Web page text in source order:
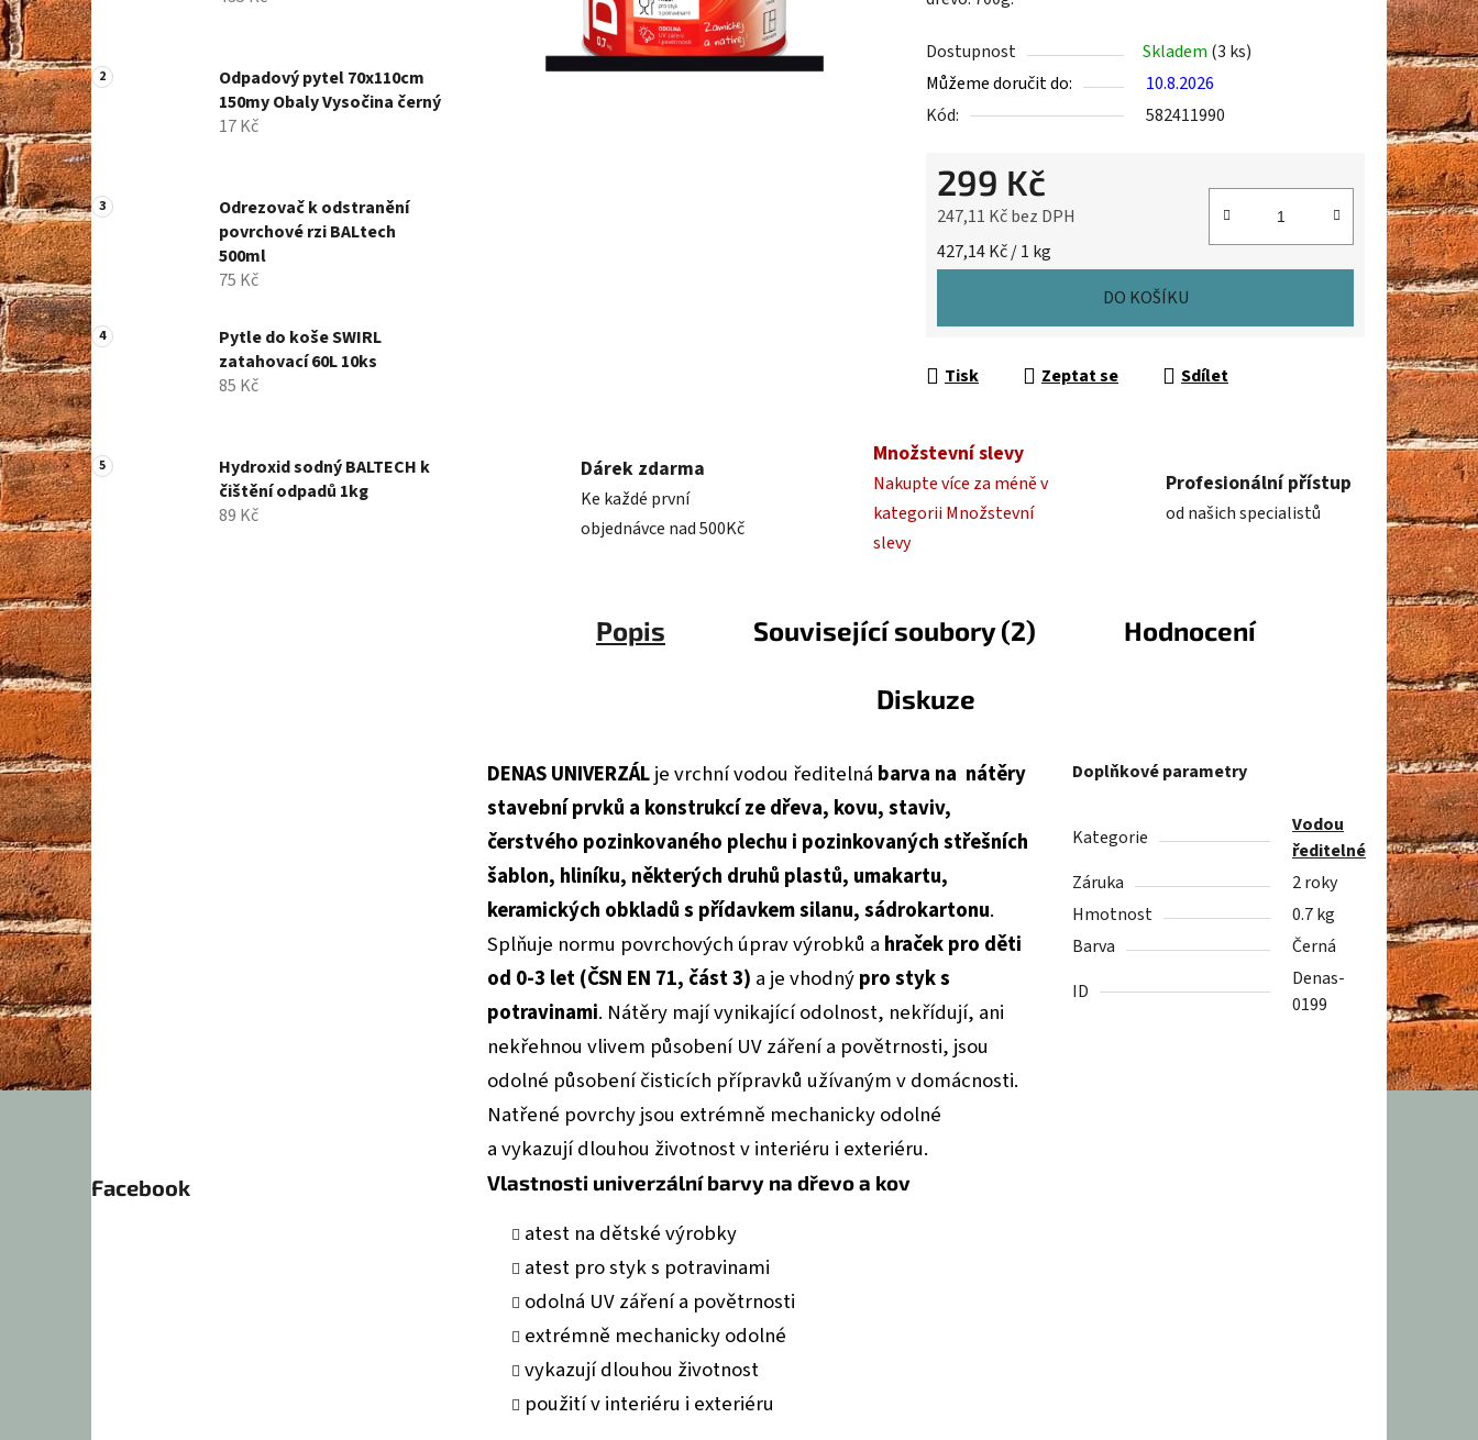
p
a
n
e
l
Odpadový pytel 70x110cm
150my Obaly Vysočina černý
17 Kč
Odrezovač k odstranění
povrchové rzi BALtech
500ml
75 Kč
Pytle do koše SWIRL
zatahovací 60L 10ks
85 Kč
Hydroxid sodný BALTECH k
čištění odpadů 1kg
89 Kč
Facebook
5
hvězdiček.
Dostupnost Skladem (3 ks)
Můžeme doručit do:
10.8.2026
Kód:
582411990
299 Kč
247,11 Kč bez DPH
Měrná cena:
427,14 Kč / 1 kg
DO KOŠÍKU
Tisk Zeptat se Sdílet
Dárek zdarma
Ke každé první
objednávce nad 500Kč
Množstevní slevy
Nakupte více za méně v
kategorii Množstevní
slevy
Profesionální přístup
od našich specialistů
Popis Související soubory (2) Hodnocení
Diskuze
DENAS UNIVERZÁLje vrchní vodou ředitelná barva na nátěry
stavební prvků a konstrukcí ze dřeva, kovu, staviv,
čerstvého pozinkovaného plechu i pozinkovaných střešních
šablon, hliníku, některých druhů plastů, umakartu,
keramických obkladů s přídavkem silanu, sádrokartonu.
Splňuje normu povrchových úprav výrobků a hraček pro děti
od 0-3 let (ČSN EN 71, část 3) a je vhodnýpro styk s
potravinami. Nátěry mají vynikající odolnost, nekřídují, ani
nekřehnou vlivem působení UV záření a povětrnosti, jsou
odolné působení čisticích přípravků užívaným v domácnosti.
Natřené povrchy jsou extrémně mechanicky odolné
a vykazují dlouhou životnost v interiéru i exteriéru.
Vlastnosti univerzální barvy na dřevo a kov
atest na dětské výrobky
atest pro styk s potravinami
odolná UV záření a povětrnosti
extrémně mechanicky odolné
vykazují dlouhou životnost
použití v interiéru i exteriéru
Doplňkové parametry
Kategorie
Vodou
ředitelné
Záruka
2 roky
Hmotnost
0.7 kg
Barva
Černá
ID
Denas-
0199